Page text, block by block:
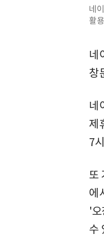
네
활
네
창
네
제
7
또
에
'
수